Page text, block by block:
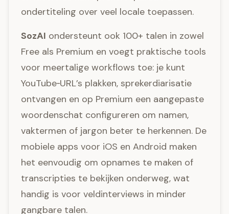
ondertiteling over veel locale toepassen.
SozAI ondersteunt ook 100+ talen in zowel
Free als Premium en voegt praktische tools
voor meertalige workflows toe: je kunt
YouTube‑URL’s plakken, sprekerdiarisatie
ontvangen en op Premium een aangepaste
woordenschat configureren om namen,
vaktermen of jargon beter te herkennen. De
mobiele apps voor iOS en Android maken
het eenvoudig om opnames te maken of
transcripties te bekijken onderweg, wat
handig is voor veldinterviews in minder
gangbare talen.